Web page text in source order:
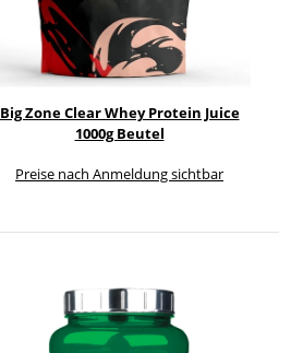
Big Zone Clear Whey Protein Juice
1000g Beutel
Preise nach Anmeldung sichtbar